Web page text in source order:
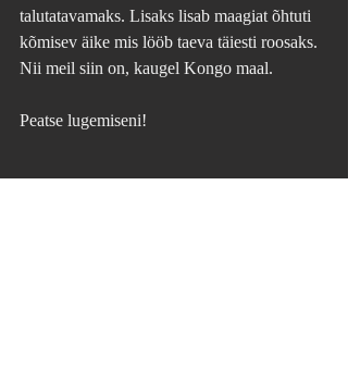
talutatavamaks. Lisaks lisab maagiat õhtuti
kõmisev äike mis lööb taeva täiesti roosaks.
Nii meil siin on, kaugel Kongo maal.
Peatse lugemiseni!